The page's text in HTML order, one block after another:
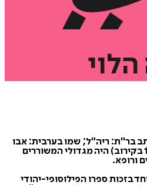
הלוי
בר"ת: ריה"ל; שמו בערבית: אבו
אל-חסן אל-לאוי; 1075–1141 בקירוב) היה מגדולי המשוררים
ורופא.
בזכות ספרו הפילוסופי-יהודי